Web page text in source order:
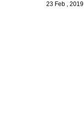
23 Feb , 2019